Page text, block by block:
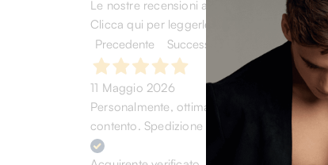
Le nostre recensioni a 4 e 5 stelle.
Clicca qui per leggerle tutte >
Precedente
Successivo
11 Maggio 2026
Personalmente, ottima esperienza.
contento. Spedizione rapida. (chi cerca trova)